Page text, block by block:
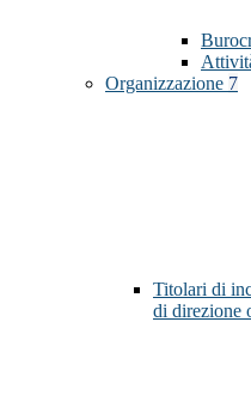
Organizzazione 7
Titolari di
di direzione